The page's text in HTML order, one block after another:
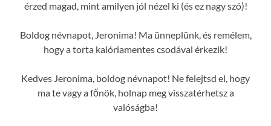
érzed magad, mint amilyen jól nézel ki (és ez nagy szó)!
Boldog névnapot, Jeronima! Ma ünneplünk, és remélem,
hogy a torta kalóriamentes csodával érkezik!
Kedves Jeronima, boldog névnapot! Ne felejtsd el, hogy
ma te vagy a főnök, holnap meg visszatérhetsz a
valóságba!